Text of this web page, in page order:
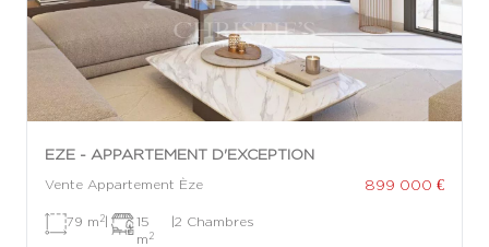
EZE - APPARTEMENT D'EXCEPTION
Vente Appartement Èze 899 000 €
79 m 2|
15
m 2
|2 Chambres